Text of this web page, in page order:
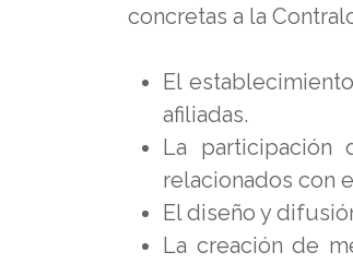
concretas a la
El
afiliadas.
La participación
relacionados con
El diseño y
La creación de